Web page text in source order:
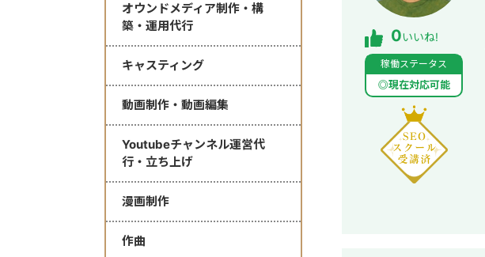
オウンドメディア制作・構
築・運用代行
キャスティング
動画制作・動画編集
Youtubeチャンネル運営代
行・立ち上げ
漫画制作
作曲
0いいね!
稼働ステータス
◎現在対応可能